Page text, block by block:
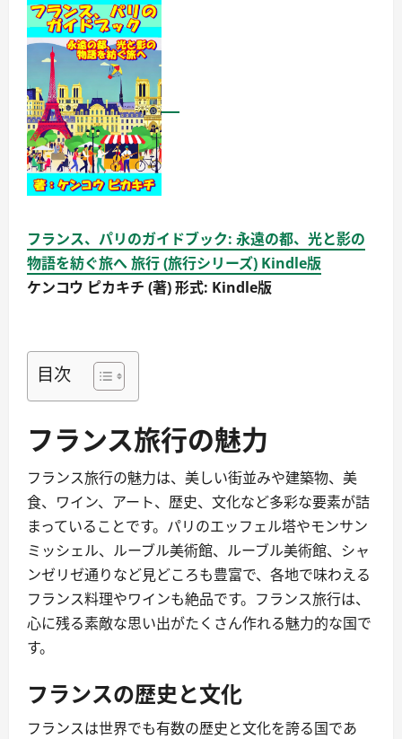
フランス、パリのガイドブック: 永遠の都、光と影の
物語を紡ぐ旅へ 旅行 (旅行シリーズ) Kindle版
ケンコウ ピカキチ (著) 形式: Kindle版
目次
フランス旅行の魅力
フランス旅行の魅力は、美しい街並みや建築物、美
食、ワイン、アート、歴史、文化など多彩な要素が詰
まっていることです。パリのエッフェル塔やモンサン
ミッシェル、ルーブル美術館、ルーブル美術館、シャ
ンゼリゼ通りなど見どころも豊富で、各地で味わえる
フランス料理やワインも絶品です。フランス旅行は、
心に残る素敵な思い出がたくさん作れる魅力的な国で
す。
フランスの歴史と文化
フランスは世界でも有数の歴史と文化を誇る国であ